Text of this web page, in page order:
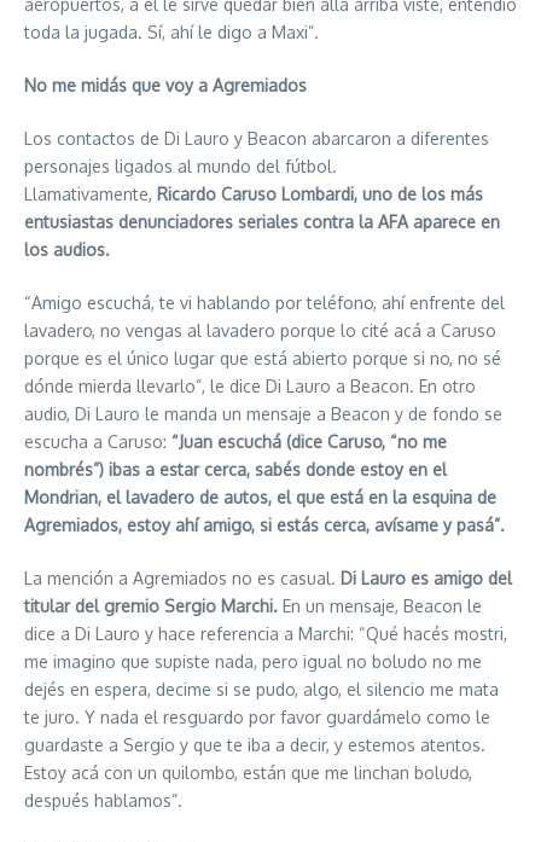
aeropuertos, a él le sirve quedar bien allá arriba viste, entendió
toda la jugada. Sí, ahí le digo a Maxi”.
No me midás que voy a Agremiados
Los contactos de Di Lauro y Beacon abarcaron a diferentes
personajes ligados al mundo del fútbol.
Llamativamente, Ricardo Caruso Lombardi, uno de los más
entusiastas denunciadores seriales contra la AFA aparece en
los audios.
“Amigo escuchá, te vi hablando por teléfono, ahí enfrente del
lavadero, no vengas al lavadero porque lo cité acá a Caruso
porque es el único lugar que está abierto porque si no, no sé
dónde mierda llevarlo”, le dice Di Lauro a Beacon. En otro
audio, Di Lauro le manda un mensaje a Beacon y de fondo se
escucha a Caruso: “Juan escuchá (dice Caruso, “no me
nombrés”) ibas a estar cerca, sabés donde estoy en el
Mondrian, el lavadero de autos, el que está en la esquina de
Agremiados, estoy ahí amigo, si estás cerca, avísame y pasá”.
La mención a Agremiados no es casual. Di Lauro es amigo del
titular del gremio Sergio Marchi. En un mensaje, Beacon le
dice a Di Lauro y hace referencia a Marchi: “Qué hacés mostri,
me imagino que supiste nada, pero igual no boludo no me
dejés en espera, decime si se pudo, algo, el silencio me mata
te juro. Y nada el resguardo por favor guardámelo como le
guardaste a Sergio y que te iba a decir, y estemos atentos.
Estoy acá con un quilombo, están que me linchan boludo,
después hablamos”.